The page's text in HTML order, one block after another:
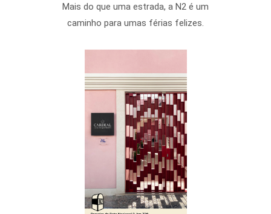
Mais do que uma estrada, a N2 é um
caminho para umas férias felizes.